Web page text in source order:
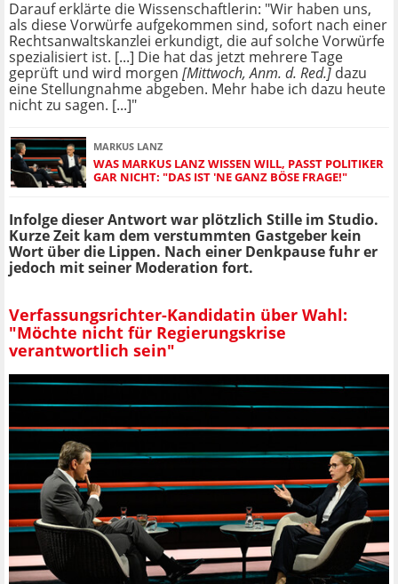
Darauf erklärte die Wissenschaftlerin: "Wir haben uns,
als diese Vorwürfe aufgekommen sind, sofort nach einer
Rechtsanwaltskanzlei erkundigt, die auf solche Vorwürfe
spezialisiert ist. [...] Die hat das jetzt mehrere Tage
geprüft und wird morgen [Mittwoch, Anm. d. Red.] dazu
eine Stellungnahme abgeben. Mehr habe ich dazu heute
nicht zu sagen. [...]"
MARKUS LANZ
WAS MARKUS LANZ WISSEN WILL, PASST POLITIKER
GAR NICHT: "DAS IST 'NE GANZ BÖSE FRAGE!"
Infolge dieser Antwort war plötzlich Stille im Studio.
Kurze Zeit kam dem verstummten Gastgeber kein
Wort über die Lippen. Nach einer Denkpause fuhr er
jedoch mit seiner Moderation fort.
Verfassungsrichter-Kandidatin über Wahl:
"Möchte nicht für Regierungskrise
verantwortlich sein"